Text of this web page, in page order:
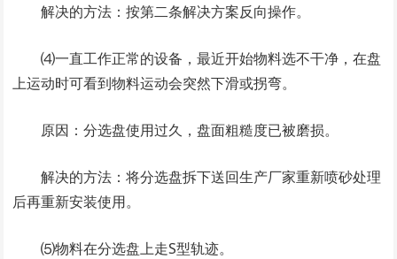
解决的方法：按第二条解决方案反向操作。
⑷一直工作正常的设备，最近开始物料选不干净，在盘
上运动时可看到物料运动会突然下滑或拐弯。
原因：分选盘使用过久，盘面粗糙度已被磨损。
解决的方法：将分选盘拆下送回生产厂家重新喷砂处理
后再重新安装使用。
⑸物料在分选盘上走S型轨迹。